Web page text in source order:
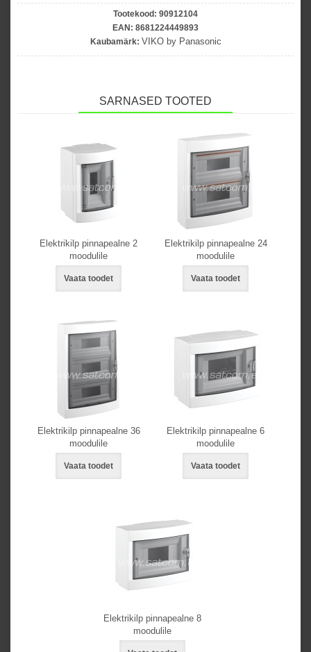
Tootekood: 90912104
EAN: 8681224449893
Kaubamärk: VIKO by Panasonic
SARNASED TOOTED
Elektrikilp pinnapealne 2
moodulile
Vaata toodet
Elektrikilp pinnapealne 24
moodulile
Vaata toodet
Elektrikilp pinnapealne 36
moodulile
Vaata toodet
Elektrikilp pinnapealne 6
moodulile
Vaata toodet
Elektrikilp pinnapealne 8
moodulile